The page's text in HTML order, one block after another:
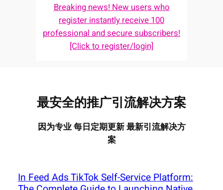
Breaking news! New users who
register instantly receive 100
professional and secure subscribers!
[Click to register/login]
最安全的推广引流解决方案
因为专业 每日定期更新 最新引流解决方
案
In Feed Ads TikTok Self-Service Platform: